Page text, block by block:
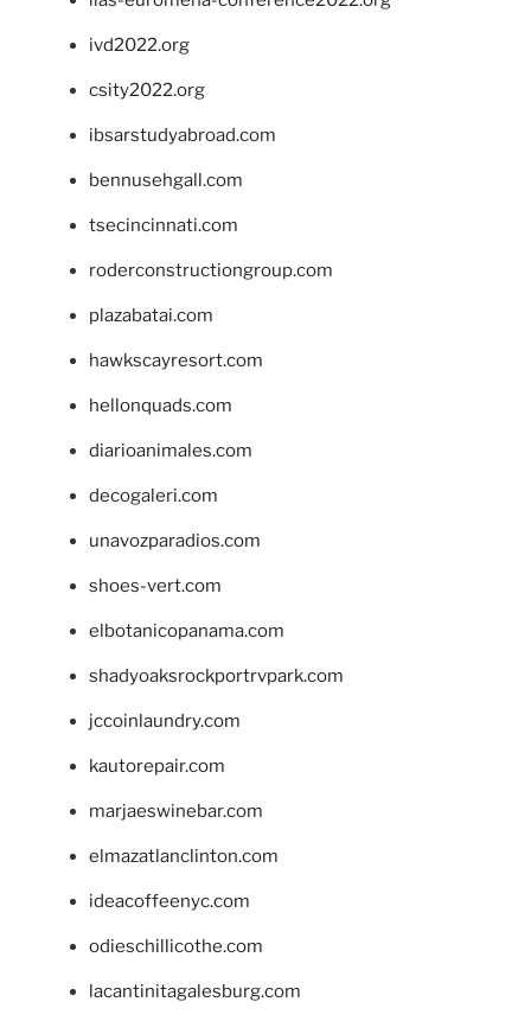
ivd2022.org
csity2022.org
ibsarstudyabroad.com
bennusehgall.com
tsecincinnati.com
roderconstructiongroup.com
plazabatai.com
hawkscayresort.com
hellonquads.com
diarioanimales.com
decogaleri.com
unavozparadios.com
shoes-vert.com
elbotanicopanama.com
shadyoaksrockportrvpark.com
jccoinlaundry.com
kautorepair.com
marjaeswinebar.com
elmazatlanclinton.com
ideacoffeenyc.com
odieschillicothe.com
lacantinitagalesburg.com